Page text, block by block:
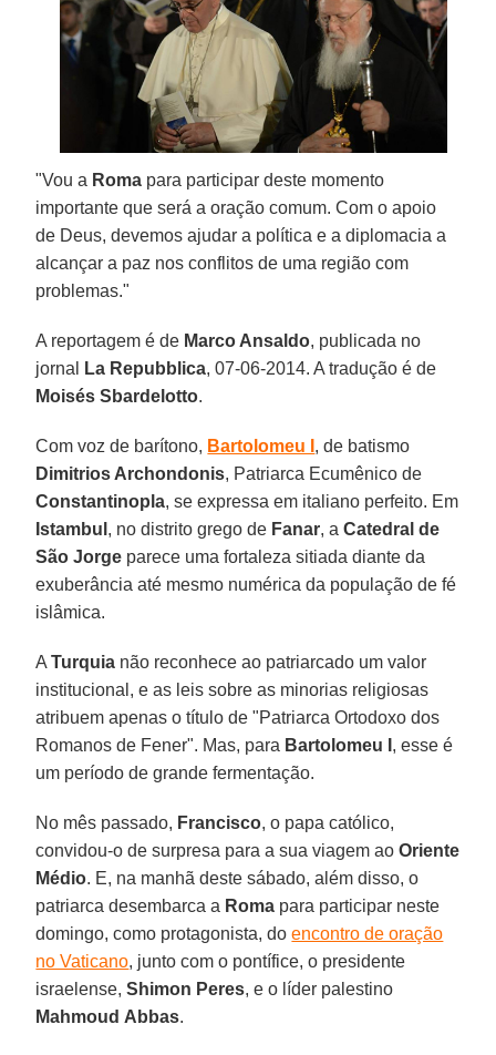
"Vou a Roma para participar deste momento
importante que será a oração comum. Com o apoio
de Deus, devemos ajudar a política e a diplomacia a
alcançar a paz nos conflitos de uma região com
problemas."
A reportagem é de Marco Ansaldo, publicada no
jornal
La Repubblica, 07-06-2014. A tradução é de
Moisés Sbardelotto.
Com voz de barítono, Bartolomeu I , de batismo
Dimitrios Archondonis, Patriarca Ecumênico de
Constantinopla, se expressa em italiano perfeito. Em
Istambul , no distrito grego de Fanar, aCatedral de
São Jorge parece uma fortaleza sitiada diante da
exuberância até mesmo numérica da população de fé
islâmica.
ATurquia não reconhece ao patriarcado um valor
institucional, e as leis sobre as minorias religiosas
atribuem apenas o título de "Patriarca Ortodoxo dos
Romanos de Fener". Mas, para Bartolomeu I , esse é
um período de grande fermentação.
No mês passado, Francisco, o papa católico,
convidou-o de surpresa para a sua viagem aoOriente
Médio. E, na manhã deste sábado, além disso, o
patriarca desembarca a Roma para participar neste
domingo, como protagonista, doencontro de oração
no Vaticano, junto com o pontífice, o presidente
israelense,Shimon Peres, e o líder palestino
Mahmoud Abbas.